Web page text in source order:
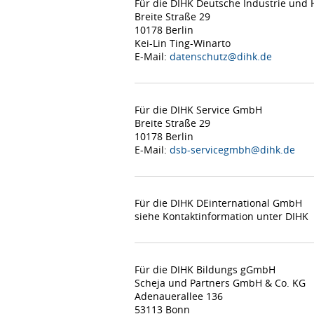
Für die DIHK Deutsche Industrie und
Breite Straße 29
10178 Berlin
Kei-Lin Ting-Winarto
E-Mail: datenschutz@dihk.de
Für die DIHK Service GmbH
Breite Straße 29
10178 Berlin
E-Mail: dsb-servicegmbh@dihk.de
Für die DIHK DEinternational GmbH
siehe Kontaktinformation unter DIHK
Für die DIHK Bildungs gGmbH
Scheja und Partners GmbH & Co. KG
Adenauerallee 136
53113 Bonn